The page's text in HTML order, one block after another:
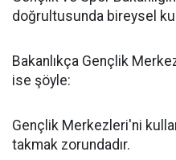
doğrultusunda bireysel
Bakanlıkça Gençlik
ise şöyle:
Gençlik Merkezleri'ni
takmak zorundadır.